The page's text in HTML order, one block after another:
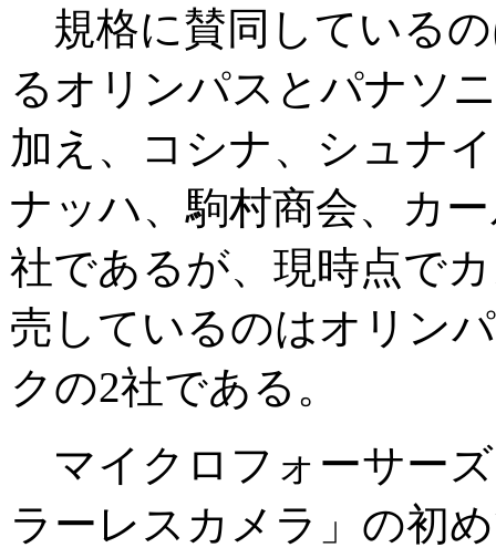
規格に賛同している
るオリンパスとパナソ
加え、コシナ、シュナ
ナッハ、駒村商会、カ
社であるが、現時点で
売しているのはオリン
クの2社である。
マイクロフォーサー
ラーレスカメラ」の初